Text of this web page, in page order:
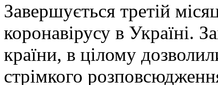
Завершується третій
коронавірусу в Україні.
країни, в цілому
стрімкого